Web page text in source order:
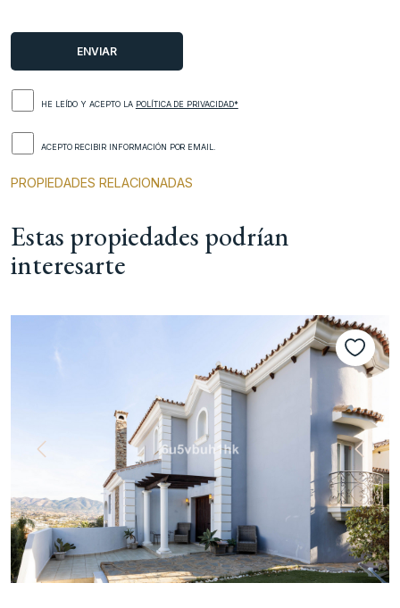
HE LEÍDO Y ACEPTO LA POLÍTICA DE PRIVACIDAD*
ACEPTO RECIBIR INFORMACIÓN POR EMAIL.
PROPIEDADES RELACIONADAS
Estas propiedades podrían
interesarte
Anterior